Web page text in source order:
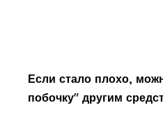
Если стало плохо,
побочку" другим